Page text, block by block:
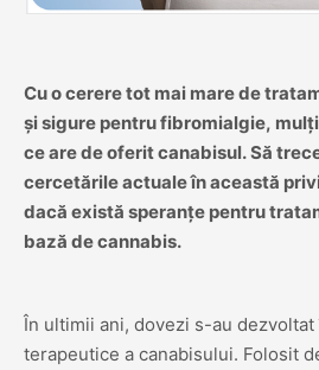
Cu o cerere tot mai mare de
și sigure pentru fibromialgie,
ce are de oferit canabisul. Să
cercetările actuale în această
dacă există speranțe pentru
bază de cannabis.
În ultimii ani, dovezi s-au
terapeutice a canabisului. Folosit